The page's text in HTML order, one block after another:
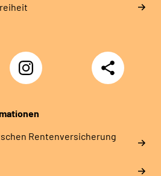
Instagram
DRV
Nachwuchskräfte
Teilen
Rentenversicherung